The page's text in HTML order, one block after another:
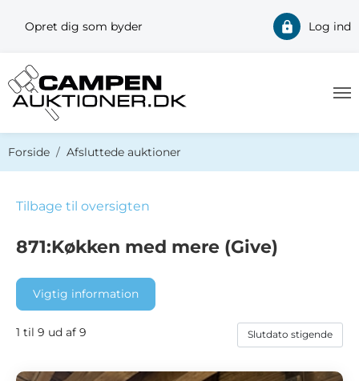
Opret dig som byder Log ind
Forside Afsluttede auktioner
Tilbage til oversigten
871:Køkken med mere (Give)
Vigtig information
1 til 9 ud af 9